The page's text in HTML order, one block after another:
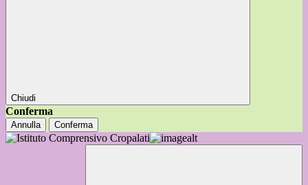
Chiudi
Conferma
Annulla Conferma